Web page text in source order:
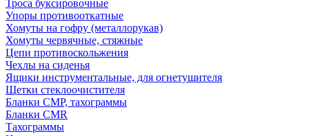
Троса буксировочные
Упоры противооткатные
Хомуты на гофру (металлорукав)
Хомуты червячные, стяжные
Цепи противоскольжения
Чехлы на сиденья
Ящики инструментальные, для огнетушителя
Щетки стеклоочистителя
Бланки СМР, тахограммы
Бланки CMR
Тахограммы